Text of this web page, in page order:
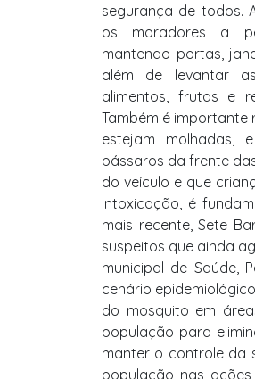
segurança de todos.
os moradores a
mantendo portas,
além de levantar
alimentos, frutas e
Também é importante
estejam molhadas,
pássaros da frente
do veículo e que
intoxicação, é
mais recente, Sete
suspeitos que ainda
municipal de Saúde,
cenário
do mosquito em
população para
manter o controle da
população nas